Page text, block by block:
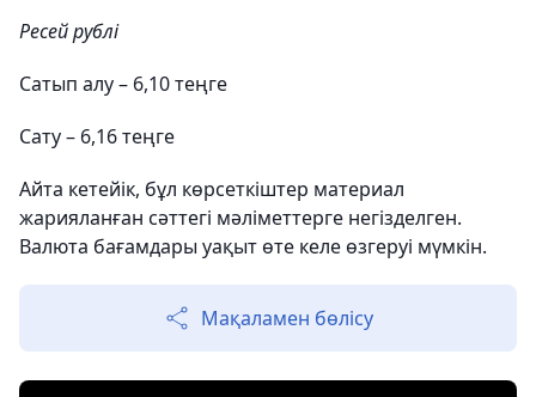
Ресей рублі
Сатып алу – 6,10 теңге
Сату – 6,16 теңге
Айта кетейік, бұл көрсеткіштер материал
жарияланған сәттегі мәліметтерге негізделген.
Валюта бағамдары уақыт өте келе өзгеруі мүмкін.
Мақаламен бөлісу